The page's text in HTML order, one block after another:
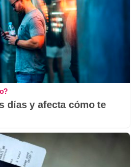
días y afecta cómo te